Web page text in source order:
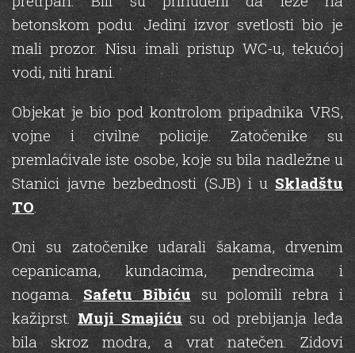
betonskom podu. Jedini izvor svetlosti bio je
mali prozor. Nisu imali pristup WC-u, tekućoj
vodi, niti hrani.
Objekat je bio pod kontrolom pripadnika VRS,
vojne i civilne policije. Zatočenike su
premlaćivale iste osobe, koje su bila nadležne u
Stanici javne bezbednosti (SJB) i uSkladštu
TO
Oni su zatočenike udarali šakama, drvenim
cepanicama, kundacima, pendrecima i
nogama. Safetu Bibićusu polomili rebra i
kažiprst.Muji Smajićusu od prebijanja leđa
bila skroz modra, a vrat natečen. Zidovi